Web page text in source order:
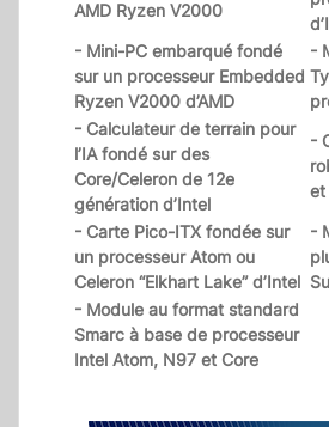
AMD Ryzen V2000
- Mini-PC embarqué fondé
sur un processeur Embedded
Ryzen V2000 d’AMD
-
- Calculateur de terrain pour
l’IA fondé sur des
Core/Celeron de 12e
génération d’Intel
-
et
- Carte Pico-ITX fondée sur
un processeur Atom ou
Celeron “Elkhart Lake” d’Intel
-
- Module au format standard
Smarc à base de processeur
Intel Atom, N97 et Core